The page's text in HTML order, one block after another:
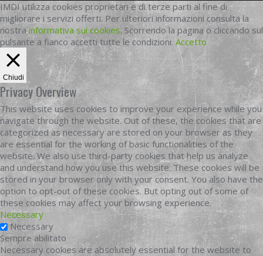
IMDI utilizza cookies proprietari e di terze parti al fine di
migliorare i servizi offerti. Per ulteriori informazioni consulta la
nostrainformativa sui cookies. Scorrendo la pagina o cliccando sul
pulsante a fianco accetti tutte le condizioni. Accetto
Chiudi
Privacy Overview
This website uses cookies to improve your experience while you
navigate through the website. Out of these, the cookies that are
categorized as necessary are stored on your browser as they
are essential for the working of basic functionalities of the
website. We also use third-party cookies that help us analyze
and understand how you use this website. These cookies will be
stored in your browser only with your consent. You also have the
option to opt-out of these cookies. But opting out of some of
these cookies may affect your browsing experience.
Necessary
Necessary
Sempre abilitato
Necessary cookies are absolutely essential for the website to